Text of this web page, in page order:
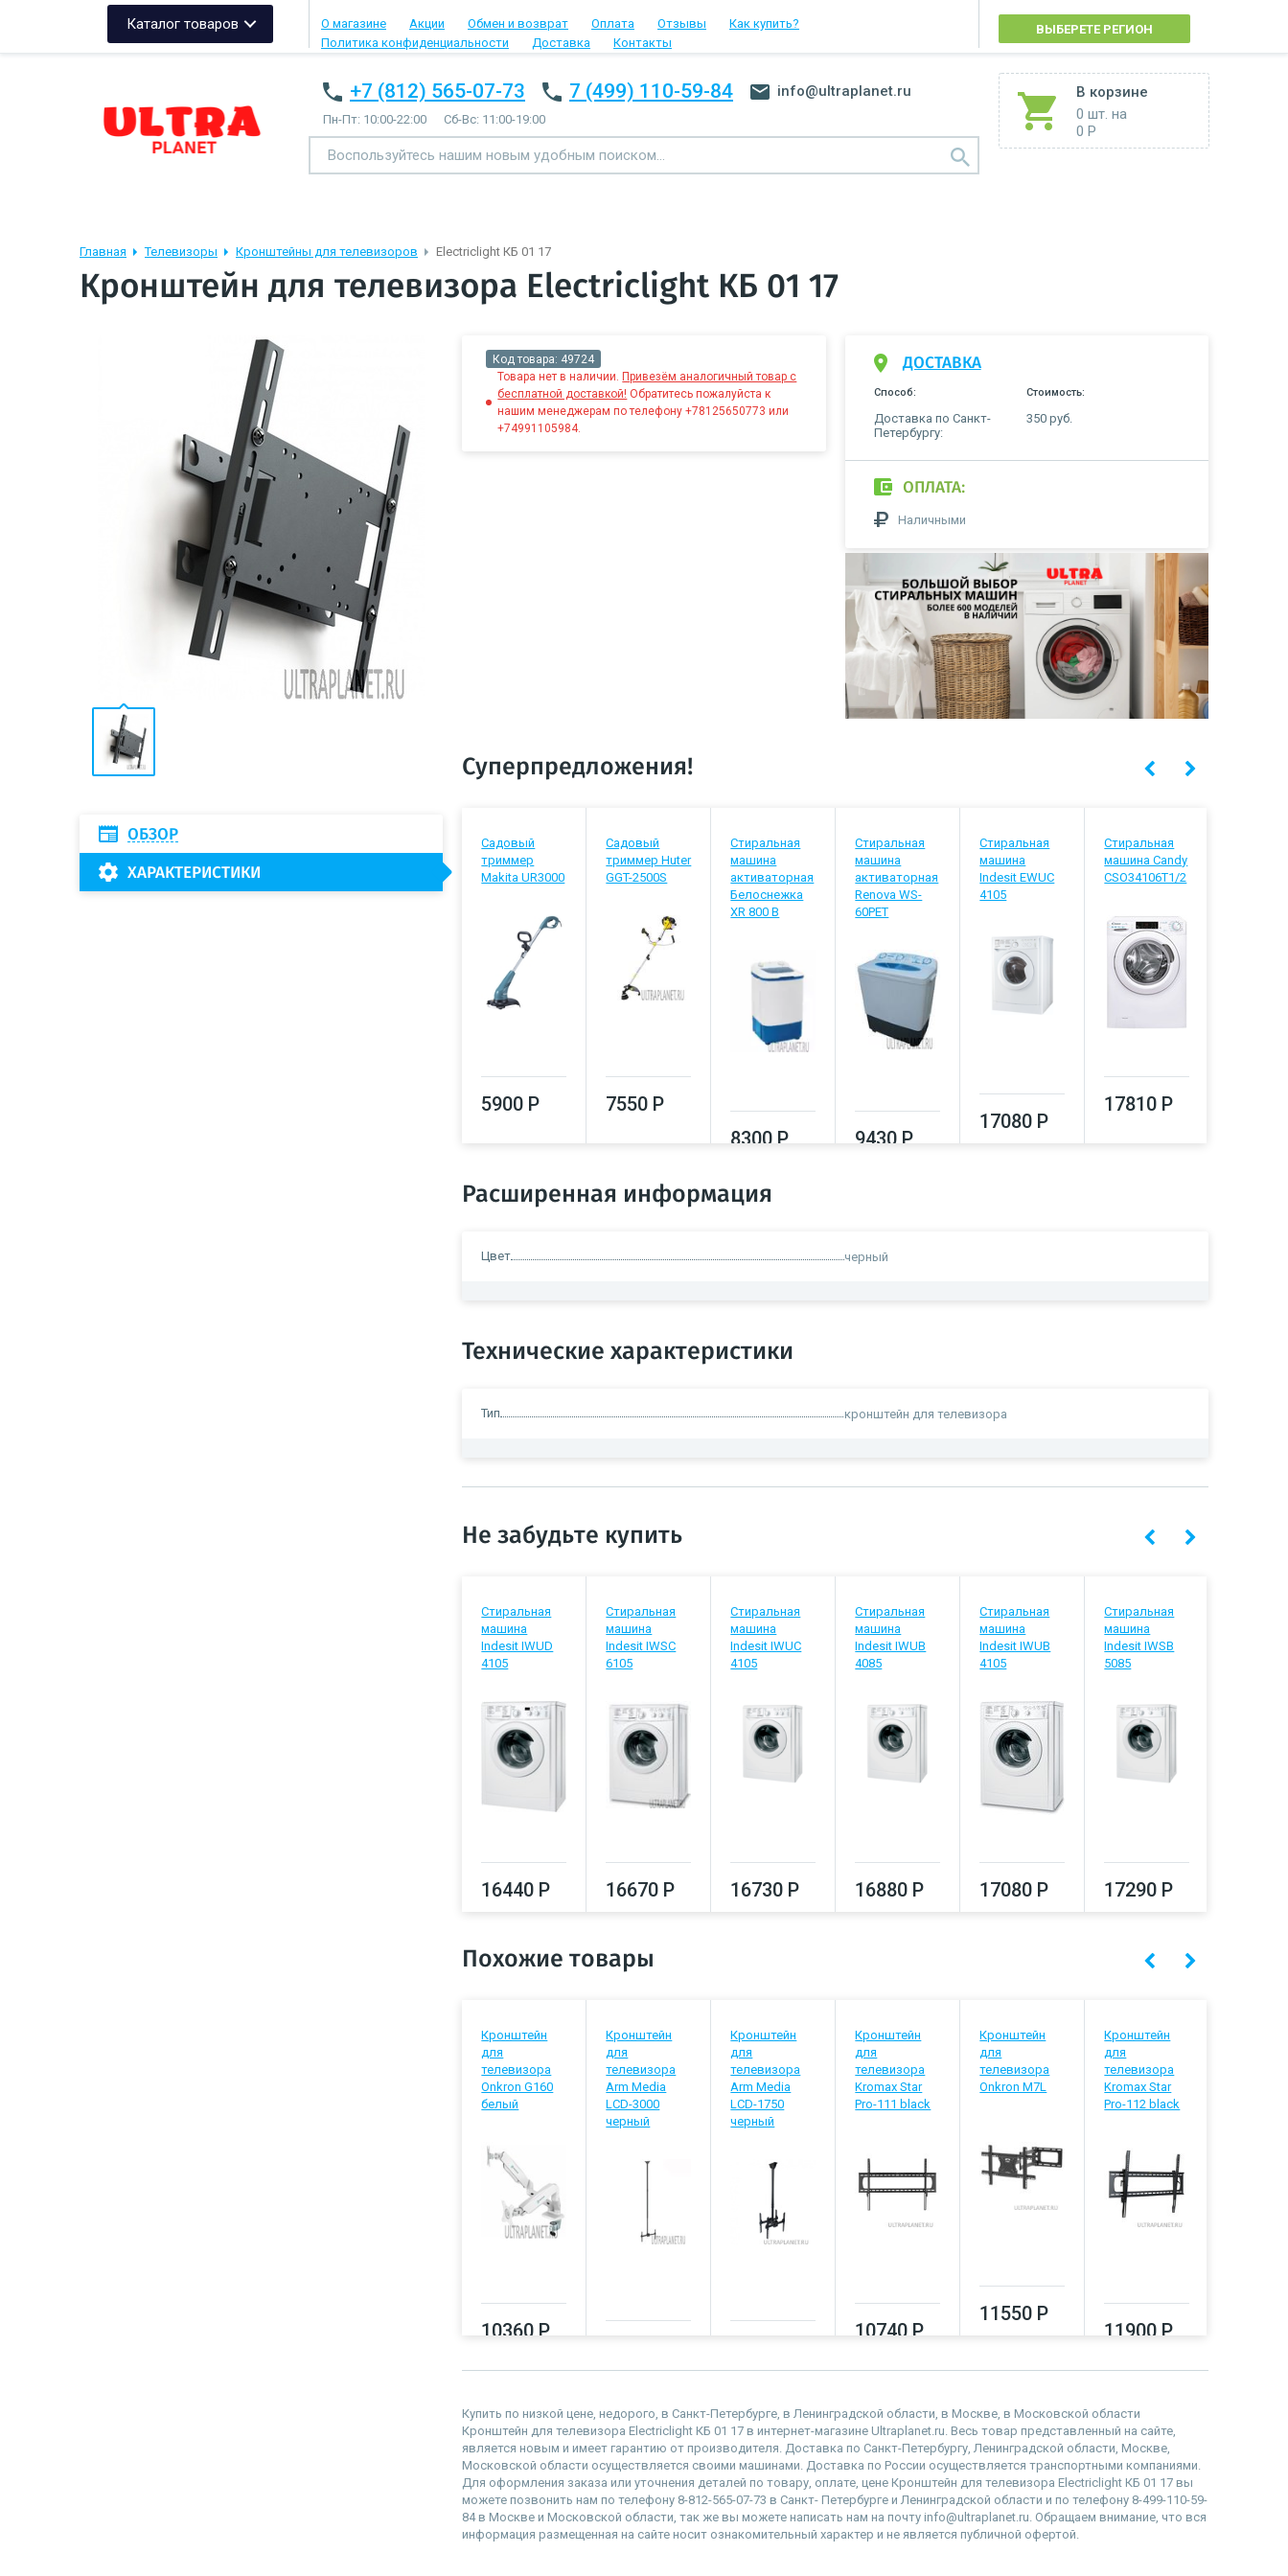
Каталог товаров О магазине Акции Обмен и возврат Оплата Отзывы
Как купить?
Политика конфиденциальности
Доставка Контакты
ВЫБЕРЕТЕ РЕГИОН
В корзине
0 шт. на
0 Р
+7 (812) 565-07-73 7 (499) 110-59-84 info@ultraplanet.ru
Пн-Пт: 10:00-22:00 Сб-Вс: 11:00-19:00
Главная Телевизоры Кронштейны для телевизоров Electriclight КБ 01 17
Кронштейн для телевизора Electriclight КБ 01 17
ОБЗОР
ХАРАКТЕРИСТИКИ
Код товара: 49724
Товара нет в наличии. Привезём аналогичный товар с
бесплатной доставкой! Обратитесь пожалуйста к
нашим менеджерам по телефону +78125650773 или
+74991105984.
ДОСТАВКА
Способ: Стоимость:
Доставка по Санкт-
Петербургу:
350 руб.
ОПЛАТА:
Наличными
Суперпредложения!
Садовый
триммер
Makita UR3000
5900 Р
Садовый
триммер Huter
GGT-2500S
7550 Р
Стиральная
машина
активаторная
Белоснежка
XR 800 B
8300 Р
Стиральная
машина
активаторная
Renova WS-
60PET
9430 Р
Стиральная
машина
Indesit EWUC
4105
17080 Р
Стиральная
машина Candy
CSO34106T1/2
17810 Р
Расширенная информация
Цвет черный
Технические характеристики
Тип кронштейн для телевизора
Не забудьте купить
Стиральная
машина
Indesit IWUD
4105
16440 Р
Стиральная
машина
Indesit IWSC
6105
16670 Р
Стиральная
машина
Indesit IWUC
4105
16730 Р
Стиральная
машина
Indesit IWUB
4085
16880 Р
Стиральная
машина
Indesit IWUB
4105
17080 Р
Стиральная
машина
Indesit IWSB
5085
17290 Р
Похожие товары
Кронштейн
для
телевизора
Onkron G160
белый
10360 Р
Кронштейн
для
телевизора
Arm Media
LCD-3000
черный
Кронштейн
для
телевизора
Arm Media
LCD-1750
черный
Кронштейн
для
телевизора
Kromax Star
Pro-111 black
10740 Р
Кронштейн
для
телевизора
Onkron M7L
11550 Р
Кронштейн
для
телевизора
Kromax Star
Pro-112 black
11900 Р
Купить по низкой цене, недорого, в Санкт-Петербурге, в Ленинградской области, в Москве, в Московской области
Кронштейн для телевизора Electriclight КБ 01 17 в интернет-магазине Ultraplanet.ru. Весь товар представленный на сайте,
является новым и имеет гарантию от производителя. Доставка по Санкт-Петербургу, Ленинградской области, Москве,
Московской области осуществляется своими машинами. Доставка по России осуществляется транспортными компаниями.
Для оформления заказа или уточнения деталей по товару, оплате, цене Кронштейн для телевизора Electriclight КБ 01 17 вы
можете позвонить нам по телефону 8-812-565-07-73 в Санкт- Петербурге и Ленинградской области и по телефону 8-499-110-59-
84 в Москве и Московской области, так же вы можете написать нам на почту info@ultraplanet.ru. Обращаем внимание, что вся
информация размещенная на сайте носит ознакомительный характер и не является публичной офертой.